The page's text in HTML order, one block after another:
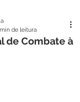
de Combate à
de leitura